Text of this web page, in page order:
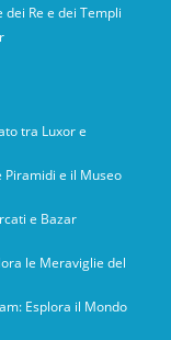
dei Re e dei Templi
tra Luxor e
Piramidi e il Museo
e Bazar
le Meraviglie del
Esplora il Mondo